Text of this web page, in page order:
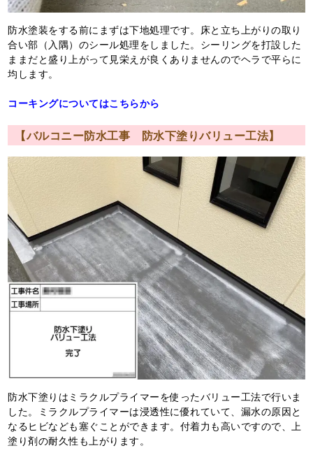
防水塗装をする前にまずは下地処理です。床と立ち上がりの取り
合い部（入隅）のシール処理をしました。シーリングを打設した
ままだと盛り上がって見栄えが良くありませんのでヘラで平らに
均します。
コーキングについてはこちらから
【バルコニー防水工事 防水下塗りバリュー工法】
防水下塗りはミラクルプライマーを使ったバリュー工法で行いま
した。ミラクルプライマーは浸透性に優れていて、漏水の原因と
なるヒビなども塞ぐことができます。付着力も高いですので、上
塗り剤の耐久性も上がります。